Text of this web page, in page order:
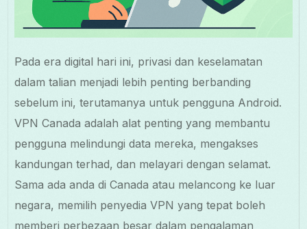
Pada era digital hari ini, privasi dan keselamatan
dalam talian menjadi lebih penting berbanding
sebelum ini, terutamanya untuk pengguna Android.
VPN Canada adalah alat penting yang membantu
pengguna melindungi data mereka, mengakses
kandungan terhad, dan melayari dengan selamat.
Sama ada anda di Canada atau melancong ke luar
negara, memilih penyedia VPN yang tepat boleh
memberi perbezaan besar dalam pengalaman